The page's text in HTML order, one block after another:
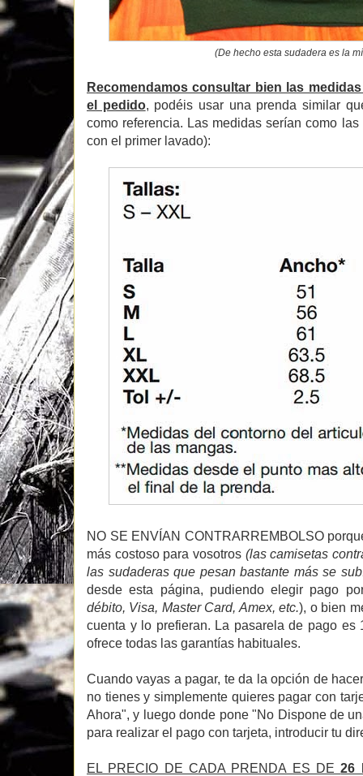
(De hecho esta sudadera es la
Recomendamos consultar bien las
el pedido, podéis usar una prenda similar
como referencia. Las medidas serían como
con el primer lavado):
NO SE ENVÍAN CONTRARREMBOLSO
más costoso para vosotros (las camisetas
las sudaderas que pesan bastante más se
desde esta página, pudiendo elegir pago
débito, Visa, Master Card, Amex, etc.), o bien
cuenta y lo prefieran. La pasarela de pago es
ofrece todas las garantías habituales.
Cuando vayas a pagar, te da la opción de
no tienes y simplemente quieres pagar con
Ahora", y luego donde pone "No Dispone de
para realizar el pago con tarjeta, introducir tu
EL PRECIO DE CADA PRENDA ES DE26